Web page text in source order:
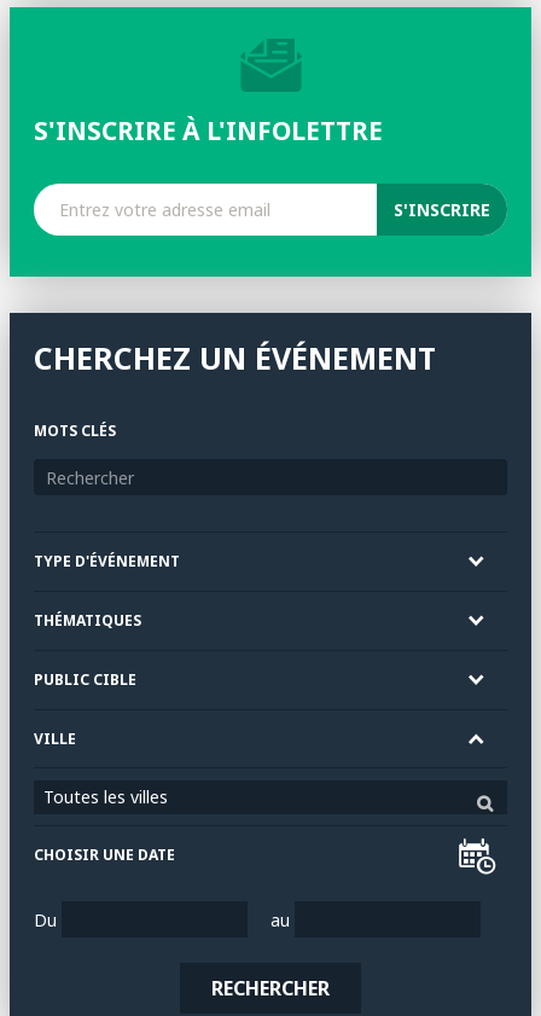
S'INSCRIRE À L'INFOLETTRE
CHERCHEZ UN ÉVÉNEMENT
MOTS CLÉS
TYPE D'ÉVÉNEMENT
THÉMATIQUES
PUBLIC CIBLE
VILLE
Toutes les villes
CHOISIR UNE DATE
Du au
RECHERCHER